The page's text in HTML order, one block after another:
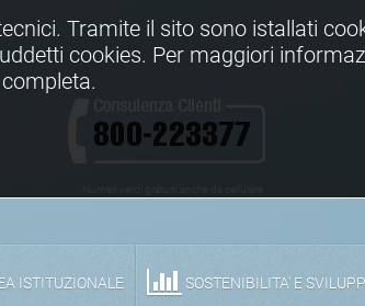
ISTITUZIONALE SOSTENIBILITA' E
Tramite il sito sono istallati
cookies. Per maggiori